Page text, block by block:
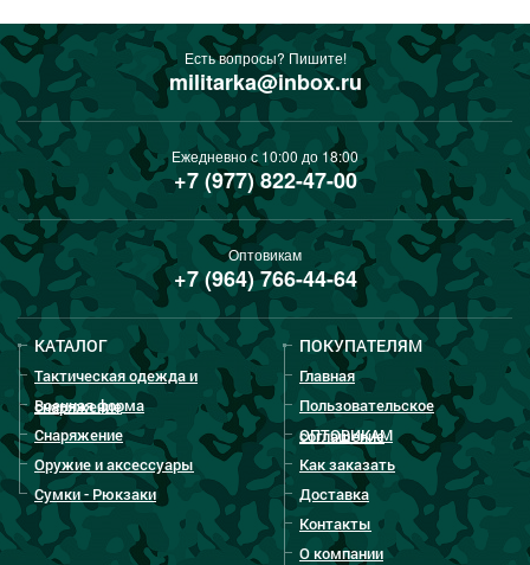
Есть вопросы? Пишите!
militarka@inbox.ru
Ежедневно с 10:00 до 18:00
+7 (977) 822-47-00
Оптовикам
+7 (964) 766-44-64
КАТАЛОГ
Тактическая одежда и
снаряжение
Военная форма
Снаряжение
Оружие и аксессуары
Сумки - Рюкзаки
ПОКУПАТЕЛЯМ
Главная
Пользовательское
соглашение
ОПТОВИКАМ
Как заказать
Доставка
Контакты
О компании